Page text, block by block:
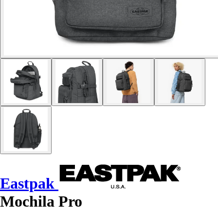
Eastpak
Mochila Pro